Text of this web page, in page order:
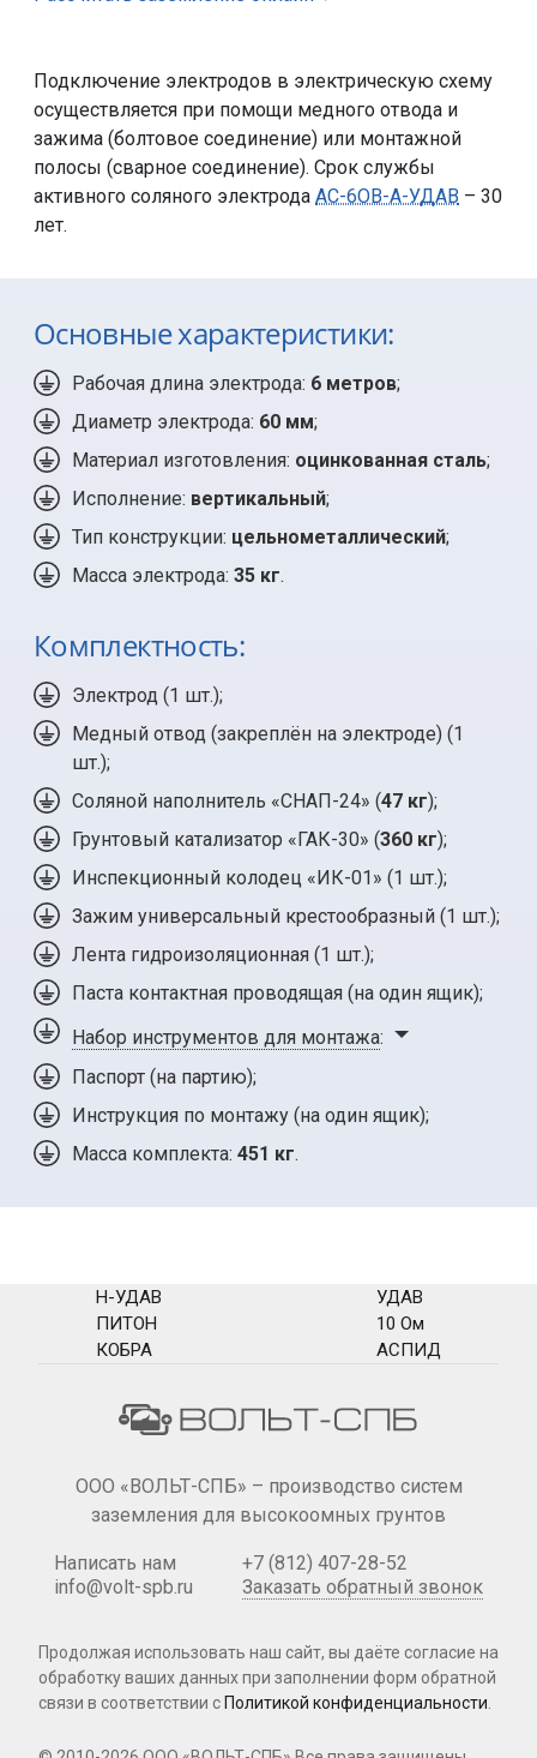
Подключение электродов в электрическую схему
осуществляется при помощи медного отвода и
зажима (болтовое соединение) или монтажной
полосы (сварное соединение). Срок службы
активного соляного электрода АС-6ОВ-А-УДАВ – 30
лет.
Основные характеристики:
Рабочая длина электрода: 6 метров;
Диаметр электрода: 60 мм;
Материал изготовления: оцинкованная сталь;
Исполнение: вертикальный;
Тип конструкции: цельнометаллический;
Масса электрода: 35 кг.
Комплектность:
Электрод (1 шт.);
Медный отвод (закреплён на электроде) (1
шт.);
Соляной наполнитель «СНАП-24» (47 кг);
Грунтовый катализатор «ГАК-30» (360 кг);
Инспекционный колодец «ИК-01» (1 шт.);
Зажим универсальный крестообразный (1 шт.);
Лента гидроизоляционная (1 шт.);
Паста контактная проводящая (на один ящик);
Набор инструментов для монтажа:
Паспорт (на партию);
Инструкция по монтажу (на один ящик);
Масса комплекта: 451 кг.
Н-УДАВ
ПИТОН
КОБРА
УДАВ
10 Ом
АСПИД
ООО «ВОЛЬТ-СПБ» – производство систем
заземления для высокоомных грунтов
Написать нам
info@volt-spb.ru
+7 (812) 407-28-52
Заказать обратный звонок
Продолжая использовать наш сайт, вы даёте согласие на
обработку ваших данных при заполнении форм обратной
связи в соответствии с Политикой конфиденциальности.